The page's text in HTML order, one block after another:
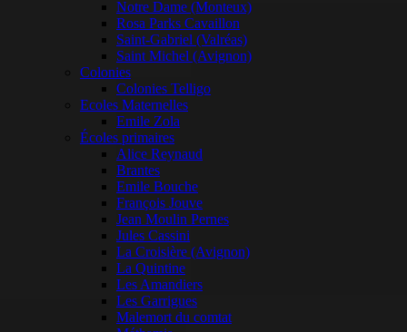
Notre Dame (Monteux)
Rosa Parks Cavaillon
Saint-Gabriel (Valréas)
Saint Michel (Avignon)
Colonies
Colonies Telligo
Ecoles Maternelles
Emile Zola
Écoles primaires
Alice Reynaud
Brantes
Emile Bouche
François Jouve
Jean Moulin Pernes
Jules Cassini
La Croisière (Avignon)
La Quintine
Les Amandiers
Les Garrigues
Malemort du comtat